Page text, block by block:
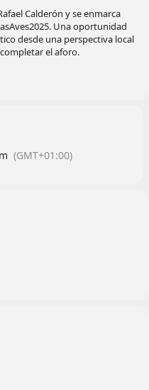
Calderón y se enmarca
Una oportunidad
desde una perspectiva local
el aforo.
(GMT+01:00)